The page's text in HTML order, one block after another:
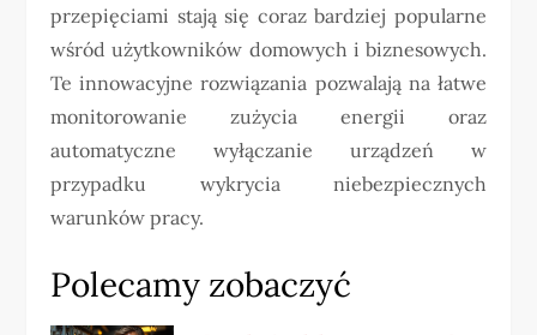
przepięciami stają się coraz bardziej popularne
wśród użytkowników domowych i biznesowych.
Te innowacyjne rozwiązania pozwalają na łatwe
monitorowanie zużycia energii oraz
automatyczne wyłączanie urządzeń w
przypadku wykrycia niebezpiecznych
warunków pracy.
Polecamy zobaczyć